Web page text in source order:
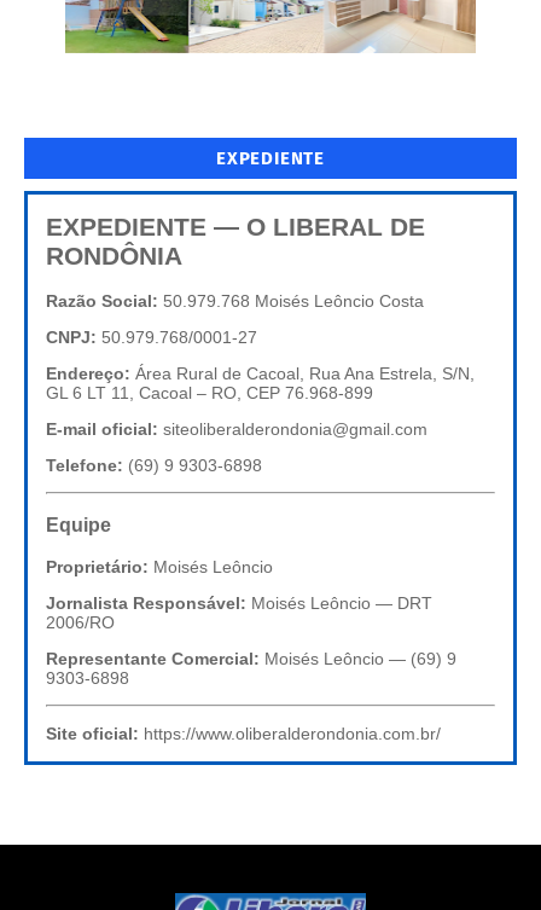
EXPEDIENTE
EXPEDIENTE — O LIBERAL DE
RONDÔNIA
Razão Social: 50.979.768 Moisés Leôncio Costa
CNPJ: 50.979.768/0001-27
Endereço: Área Rural de Cacoal, Rua Ana Estrela, S/N,
GL 6 LT 11, Cacoal – RO, CEP 76.968-899
E-mail oficial: siteoliberalderondonia@gmail.com
Telefone: (69) 9 9303-6898
Equipe
Proprietário: Moisés Leôncio
Jornalista Responsável: Moisés Leôncio — DRT
2006/RO
Representante Comercial: Moisés Leôncio — (69) 9
9303-6898
Site oficial: https://www.oliberalderondonia.com.br/